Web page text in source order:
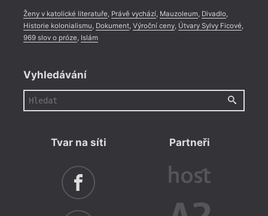
Ženy v katolické literatuře, Právě vychází, Mauzoleum, Divadlo,
Historie kolonialismu, Dokument, Výroční ceny, Útvary Sylvy Ficové,
969 slov o próze, Islám
Vyhledávání
Tvar na síti Partneři